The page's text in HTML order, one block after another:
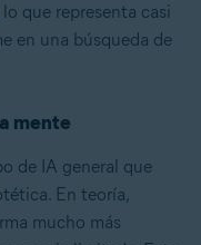
lo que representa casi
en una búsqueda de
mente
de IA general que
En teoría,
mucho más